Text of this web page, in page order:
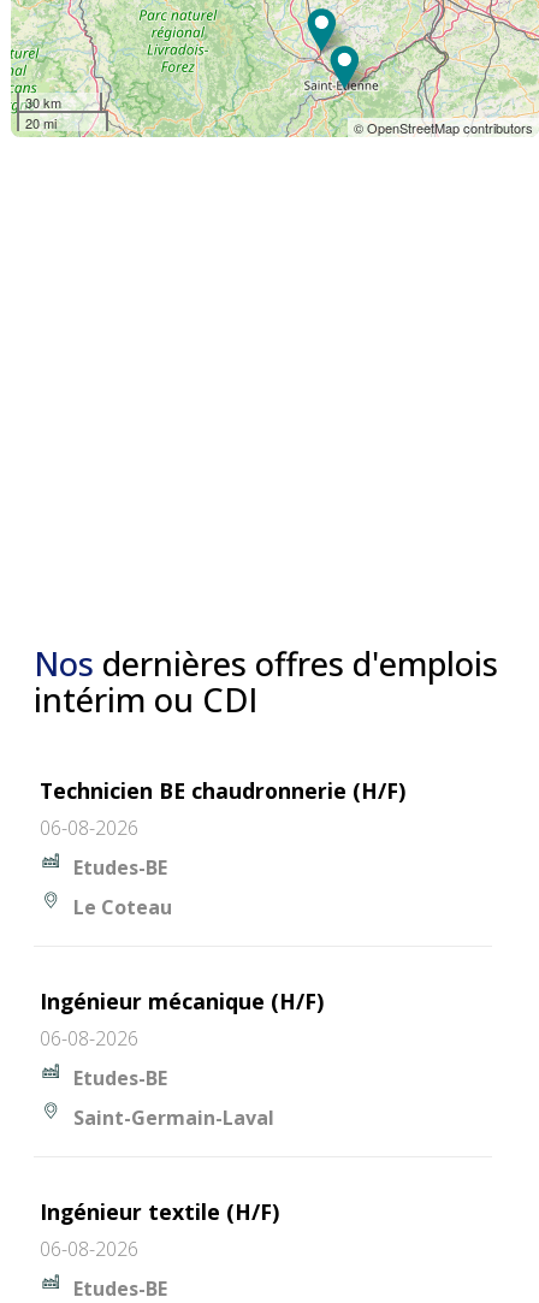
30 km
20 mi
© OpenStreetMap contributors
Nos dernières offres d'emplois
intérim ou CDI
Technicien BE chaudronnerie (H/F)
06-08-2026
Etudes-BE
Le Coteau
Ingénieur mécanique (H/F)
06-08-2026
Etudes-BE
Saint-Germain-Laval
Ingénieur textile (H/F)
06-08-2026
Etudes-BE